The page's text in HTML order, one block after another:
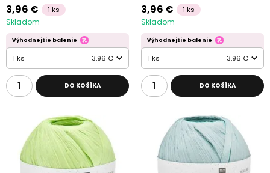
3,96 € 1 ks
Skladom
Výhodnejšie balenie
1 ks 3,96 €
DO KOŠÍKA
3,96 € 1 ks
Skladom
Výhodnejšie balenie
1 ks 3,96 €
DO KOŠÍKA